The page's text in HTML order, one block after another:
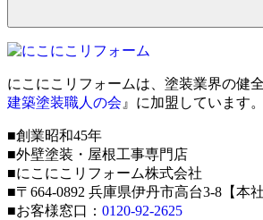
にこにこリフォームは、塗装業界の健
建築塗装職人の会 』に加盟しています。
■創業昭和45年
■外壁塗装・屋根工事専門店
■にこにこリフォーム株式会社
■〒664-0892 兵庫県伊丹市高台3-8【本社
■お客様窓口： 0120-92-2625